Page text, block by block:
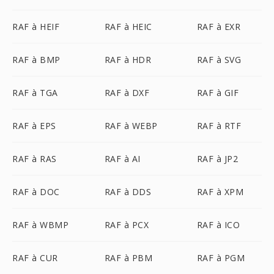
RAF à HEIF RAF à HEIC RAF à EXR
RAF à BMP RAF à HDR RAF à SVG
RAF à TGA RAF à DXF RAF à GIF
RAF à EPS RAF à WEBP RAF à RTF
RAF à RAS RAF à AI RAF à JP2
RAF à DOC RAF à DDS RAF à XPM
RAF à WBMP RAF à PCX RAF à ICO
RAF à CUR RAF à PBM RAF à PGM